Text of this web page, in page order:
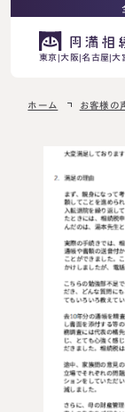
東京 大阪 名古屋 大
相続ロードマップ
はじめての方へ
ご相談の流れ
選ばれる理由
相続を学ぶ
相続が発生
相続税申
ご相談の
料金表
相続に備え
ホーム お客様の